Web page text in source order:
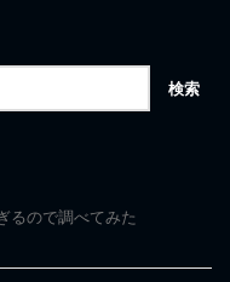
るので調べてみた